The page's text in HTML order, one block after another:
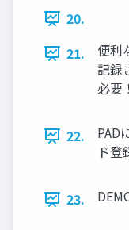
20.
21.
便利
記録
必要！
22.
PAD
ド登
23.